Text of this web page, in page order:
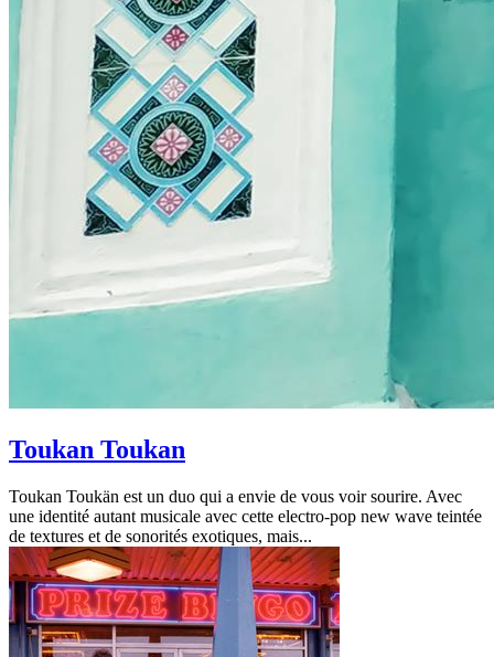
Toukan Toukan
Toukan Toukän est un duo qui a envie de vous voir sourire. Avec
une identité autant musicale avec cette electro-pop new wave teintée
de textures et de sonorités exotiques, mais...